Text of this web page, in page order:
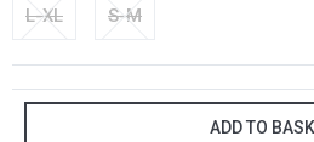
L-XL S-M
ADD TO